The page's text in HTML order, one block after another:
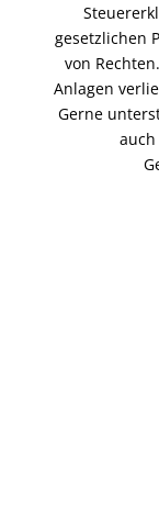
gesetzlichen
von
Anlagen
Gerne